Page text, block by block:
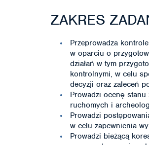
ZAKRES
Przeprowadza
w oparciu o
działań w tym
kontrolnymi, w celu
decyzji oraz zaleceń
Prowadzi ocenę
ruchomych i
Prowadzi
w celu zapewnienia
Prowadzi bieżącą